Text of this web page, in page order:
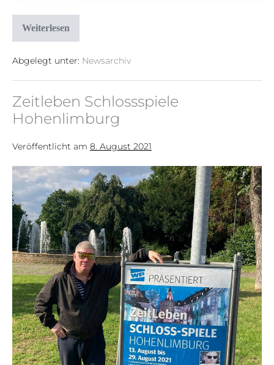
Weiterlesen
Abgelegt unter: Newsarchiv
Zeitleben Schlossspiele
Hohenlimburg
Veröffentlicht am 8. August 2021